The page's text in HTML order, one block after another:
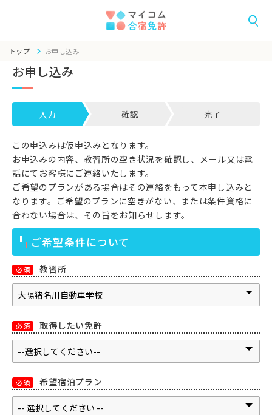
トップ お申し込み
お申し込み
入力 確認 完了
この申込みは仮申込みとなります。
お申込みの内容、教習所の空き状況を確認し、メール又は電
話にてお客様にご連絡いたします。
ご希望のプランがある場合はその連絡をもって本申し込みと
なります。ご希望のプランに空きがない、または条件資格に
合わない場合は、その旨をお知らせします。
ご希望条件について
必須 教習所
必須 取得したい免許
必須 希望宿泊プラン